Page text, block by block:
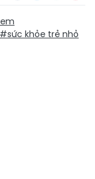
#sức khỏe trẻ nhỏ